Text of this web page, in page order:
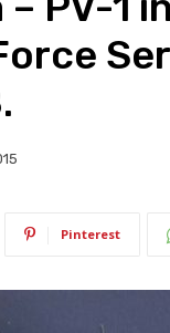
Pinterest